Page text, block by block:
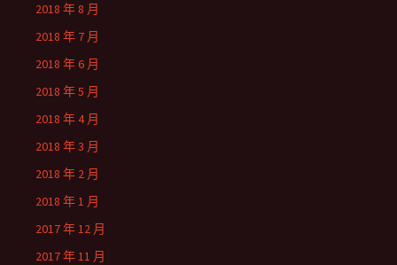
2018 年 8 月
2018 年 7 月
2018 年 6 月
2018 年 5 月
2018 年 4 月
2018 年 3 月
2018 年 2 月
2018 年 1 月
2017 年 12 月
2017 年 11 月